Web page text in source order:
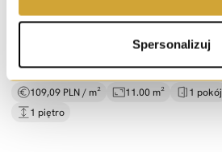
Spersonalizuj
109,09 PLN / m² 11.00 m² 1 pokój
1 piętro